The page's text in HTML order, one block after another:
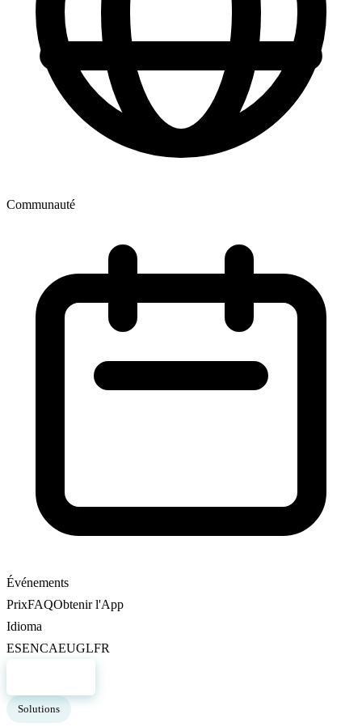
Communauté
Événements
PrixFAQObtenir l'App
Idioma
ESENCAEUGLFR
Solutions